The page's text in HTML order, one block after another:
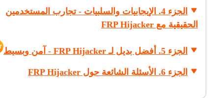
الجزء 4. الإيجابيات والسلبيات - تجارب المستخدمين
الحقيقية مع FRP Hijacker
الجزء 5. أفضل بديل لـ FRP Hijacker - آمن وبسيط
الجزء 6. الأسئلة الشائعة حول FRP Hijacker